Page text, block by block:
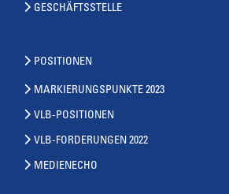
GESCHÄFTSSTELLE
POSITIONEN
MARKIERUNGSPUNKTE 2023
VLB-POSITIONEN
VLB-FORDERUNGEN 2022
MEDIENECHO